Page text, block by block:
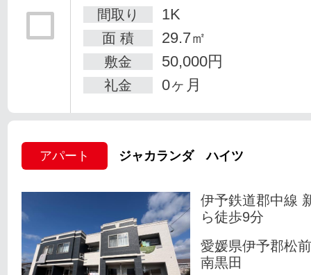
間取り
1K
面 積 29.7㎡
敷金 50,000円
礼金 0ヶ月
アパート ジャカランダ ハイツ
伊予鉄道郡中線
ら徒歩9分
愛媛県伊予郡松
南黒田